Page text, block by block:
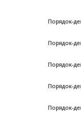
Порядок-
Порядок-
Порядок-
Порядок-
Порядок-